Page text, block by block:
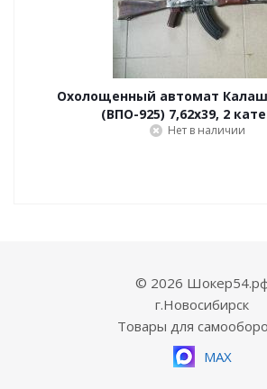
Охолощенный автомат
(ВПО-925) 7,62x39, 2
Нет в наличии
© 2026
г.Новосибирск
Товары для
MAX